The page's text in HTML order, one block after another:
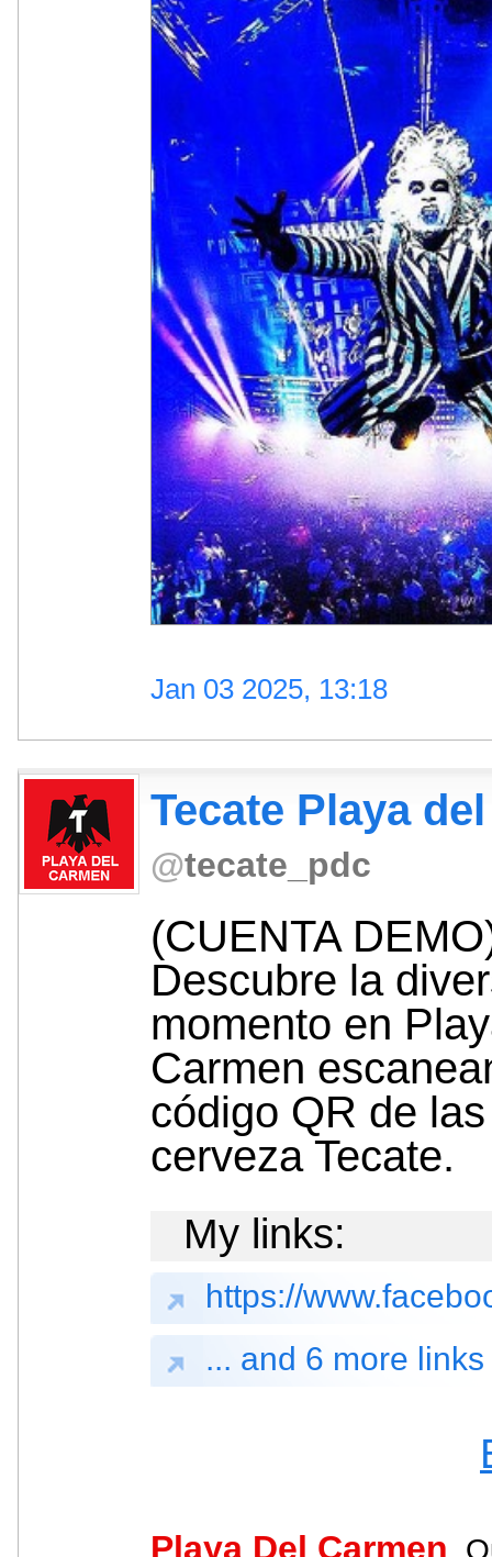
Jan 03 2025, 13:18
Tecate Playa
@tecate_pdc
(CUENTA
Descubre la
momento en
Carmen
código QR de
cerveza Tecate.
My links:
https://
... and 6 more
Playa Del Carmen ,